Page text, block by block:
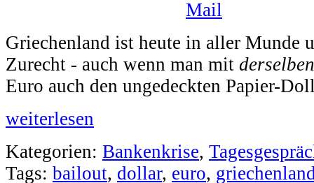
Griechenland ist heute in aller Munde
Zurecht - auch wenn man mit
Euro auch den ungedeckten Papier-
weiterlesen
Kategorien: Bankenkrise,
Tags: bailout, dollar, euro,